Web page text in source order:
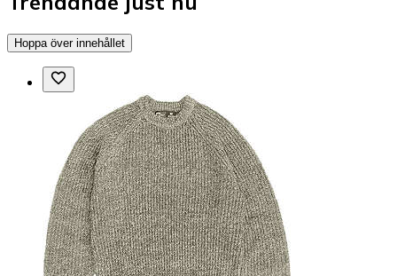
Hoppa över innehållet